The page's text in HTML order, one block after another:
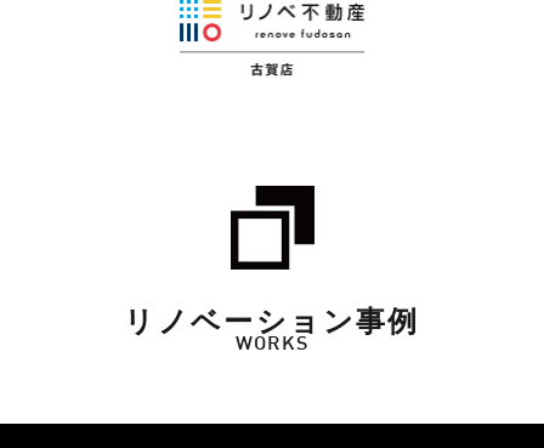
リノベーション事例
WORKS